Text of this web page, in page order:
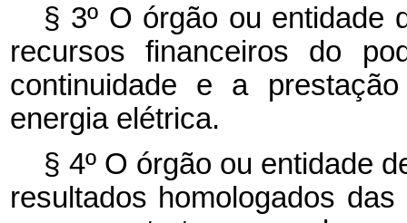
§ 3º O órgão ou entidade
recursos financeiros do
continuidade e a
energia elétrica.
§ 4º O órgão ou entidade
resultados homologados